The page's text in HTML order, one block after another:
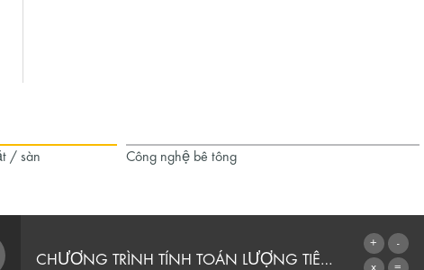
/ sàn Công nghệ bê tông
CHƯƠNG TRÌNH TÍNH TOÁN LƯỢNG TIÊU THỤ